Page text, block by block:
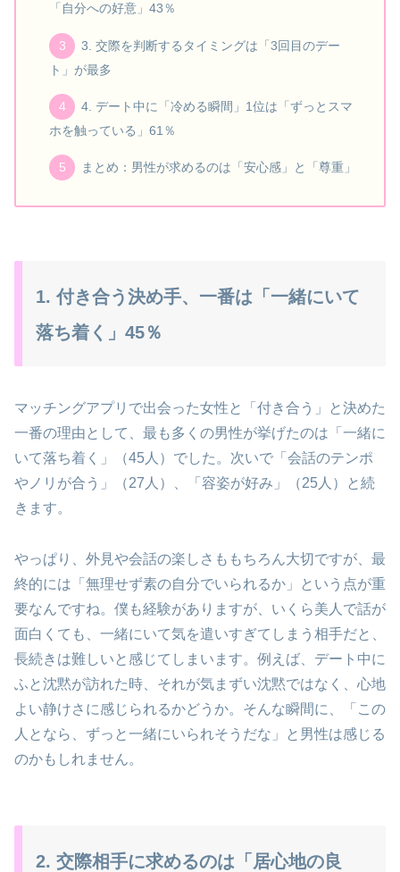
「自分への好意」43％
3. 交際を判断するタイミングは「3回目のデー
ト」が最多
4. デート中に「冷める瞬間」1位は「ずっとスマ
ホを触っている」61％
まとめ：男性が求めるのは「安心感」と「尊重」
1. 付き合う決め手、一番は「一緒にいて
落ち着く」45％
マッチングアプリで出会った女性と「付き合う」と決めた
一番の理由として、最も多くの男性が挙げたのは「一緒に
いて落ち着く」（45人）でした。次いで「会話のテンポ
やノリが合う」（27人）、「容姿が好み」（25人）と続
きます。
やっぱり、外見や会話の楽しさももちろん大切ですが、最
終的には「無理せず素の自分でいられるか」という点が重
要なんですね。僕も経験がありますが、いくら美人で話が
面白くても、一緒にいて気を遣いすぎてしまう相手だと、
長続きは難しいと感じてしまいます。例えば、デート中に
ふと沈黙が訪れた時、それが気まずい沈黙ではなく、心地
よい静けさに感じられるかどうか。そんな瞬間に、「この
人となら、ずっと一緒にいられそうだな」と男性は感じる
のかもしれません。
2. 交際相手に求めるのは「居心地の良